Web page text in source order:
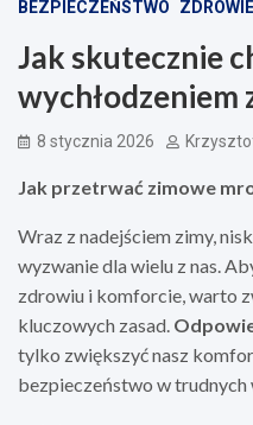
BEZPIECZEŃSTWO ZDROWIE
Jak skutecznie
wychłodzeniem
8 stycznia 2026
Jak przetrwać zimowe
Wraz z nadejściem zimy,
wyzwanie dla wielu z nas.
zdrowiu i komforcie, warto
kluczowych zasad.
tylko zwiększyć nasz
bezpieczeństwo w trudnych